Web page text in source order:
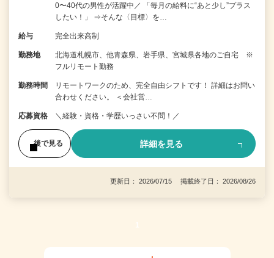
0〜40代の男性が活躍中／ 「毎月の給料に“あと少し”プラス
したい！」 ⇒そんな〈目標〉を…
給与 完全出来高制
勤務地
北海道札幌市、他青森県、岩手県、宮城県各地のご自宅 ※
フルリモート勤務
勤務時間
リモートワークのため、完全自由シフトです！ 詳細はお問い
合わせください。 ＜会社営…
応募資格 ＼経験・資格・学歴いっさい不問！／
後で見る 詳細を見る
更新日： 2026/07/15 掲載終了日： 2026/08/26
1